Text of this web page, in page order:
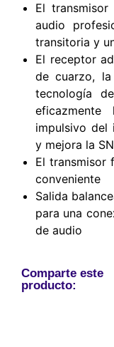
El
audio
transitoria y
El receptor
de cuarzo,
tecnología
impulsivo del
y mejora la
El transmisor
conveniente
Salida
para una
de audio
Comparte este
producto: